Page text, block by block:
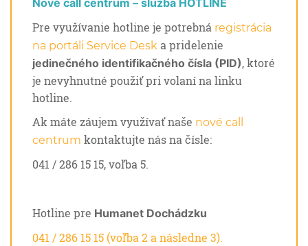
Nové call centrum – služba HOTLINE
Pre využívanie hotline je potrebná registrácia
na portáli Service Desk a pridelenie
jedinečného identifikačného čísla (PID), ktoré
je nevyhnutné použiť pri volaní na linku
hotline.
Ak máte záujem využívať naše nové call
centrum kontaktujte nás na čísle:
041 / 286 15 15, voľba 5.
Hotline pre Humanet Dochádzku
041 / 286 15 15 (voľba 2 a následne 3).